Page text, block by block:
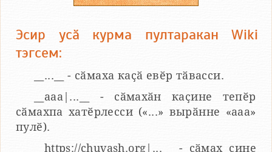
Эсир усӑ курма пултаракан Wiki
тэгсем:
__...__ - сӑмаха каҫӑ евӗр тӑвасси.
__aaa|...__ - сӑмахӑн каҫине тепӗр
сӑмахпа хатӗрлесси («...» вырӑнне «ааа»
пулӗ).
__https://chuvash.org|...__ - сӑмах ҫине